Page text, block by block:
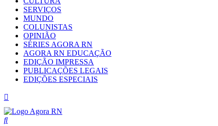
SERVIÇOS
MUNDO
COLUNISTAS
OPINIÃO
SÉRIES AGORA RN
AGORA RN EDUCAÇÃO
EDIÇÃO IMPRESSA
PUBLICAÇÕES LEGAIS
EDIÇÕES ESPECIAIS